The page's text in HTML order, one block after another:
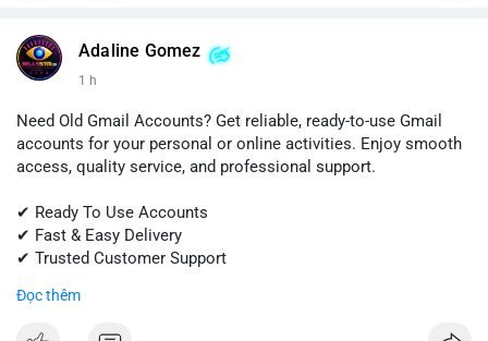
Adaline Gomez
1 h
Need Old Gmail Accounts? Get reliable, ready-to-use Gmail
accounts for your personal or online activities. Enjoy smooth
access, quality service, and professional support.
✔ Ready To Use Accounts
✔ Fast & Easy Delivery
✔ Trusted Customer Support
📱 WhatsApp: +1 (681) 549-2683
Đọc thêm